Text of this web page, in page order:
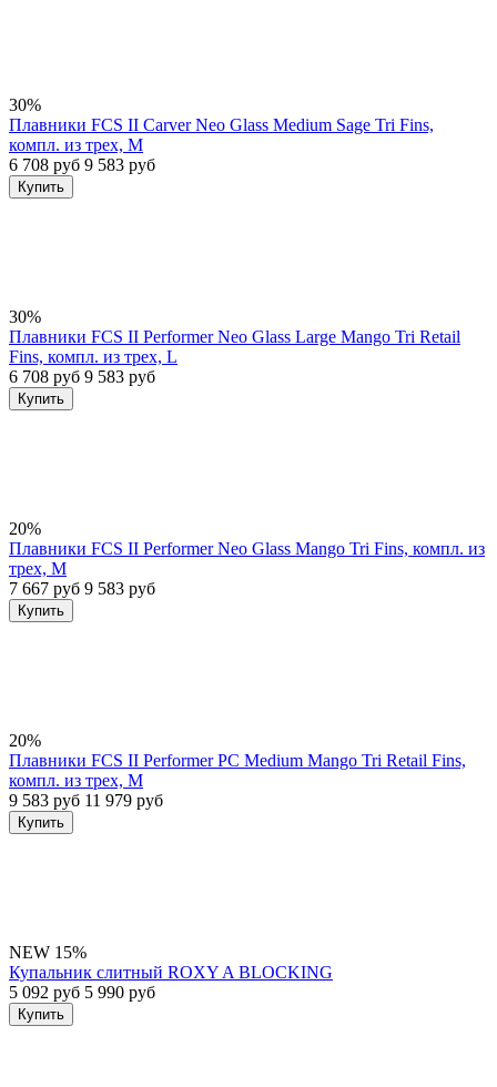
30%
Плавники FCS II Carver Neo Glass Medium Sage Tri Fins,
компл. из трех, M
6 708 руб 9 583 руб
Купить
30%
Плавники FCS II Performer Neo Glass Large Mango Tri Retail
Fins, компл. из трех, L
6 708 руб 9 583 руб
Купить
20%
Плавники FCS II Performer Neo Glass Mango Tri Fins, компл. из
трех, M
7 667 руб 9 583 руб
Купить
20%
Плавники FCS II Performer PC Medium Mango Tri Retail Fins,
компл. из трех, M
9 583 руб 11 979 руб
Купить
NEW 15%
Купальник слитный ROXY A BLOCKING
5 092 руб 5 990 руб
Купить